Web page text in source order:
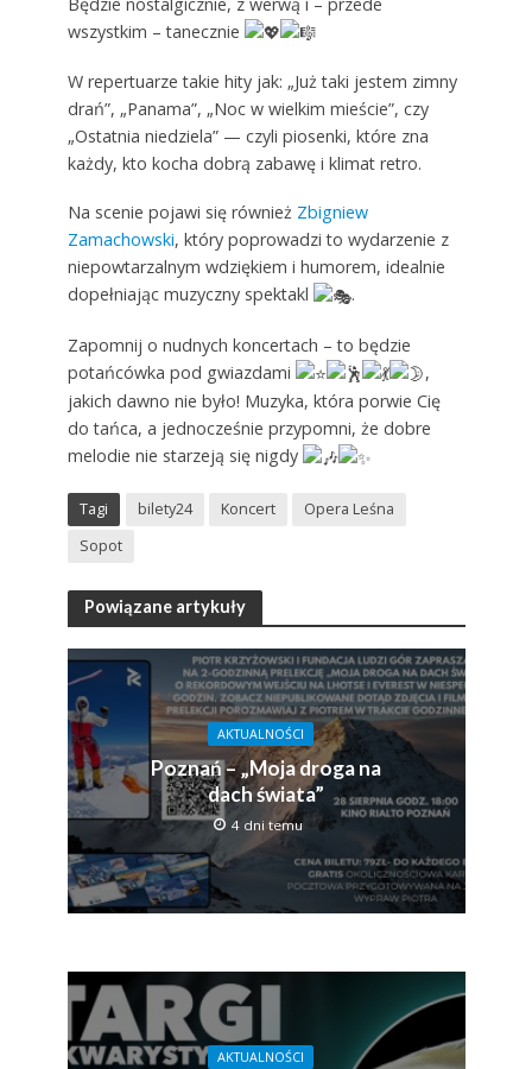
wszystkim – tanecznie
W repertuarze takie hity jak: „Już taki jestem zimny
drań”, „Panama”, „Noc w wielkim mieście”, czy
„Ostatnia niedziela” — czyli piosenki, które zna
każdy, kto kocha dobrą zabawę i klimat retro.
Na scenie pojawi się również Zbigniew
Zamachowski, który poprowadzi to wydarzenie z
niepowtarzalnym wdziękiem i humorem, idealnie
dopełniając muzyczny spektakl
.
Zapomnij o nudnych koncertach – to będzie
potańcówka pod gwiazdami
,
jakich dawno nie było! Muzyka, która porwie Cię
do tańca, a jednocześnie przypomni, że dobre
melodie nie starzeją się nigdy
Tagi bilety24 Koncert
Opera Leśna
Sopot
Powiązane artykuły
AKTUALNOŚCI
Poznań – „Moja droga na
dach świata”
4 dni temu
AKTUALNOŚCI